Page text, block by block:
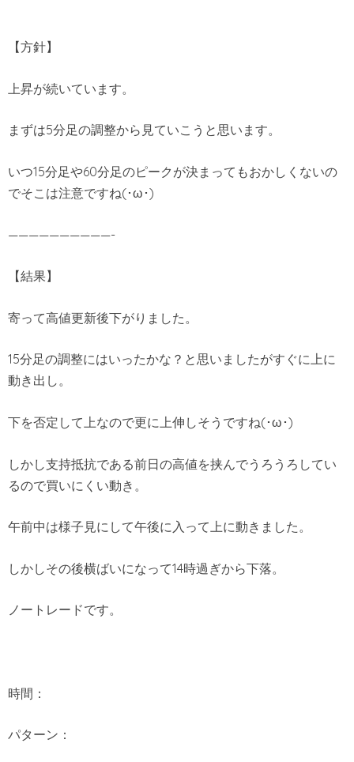
【方針】
上昇が続いています。
まずは5分足の調整から見ていこうと思います。
いつ15分足や60分足のピークが決まってもおかしくないの
でそこは注意ですね(･ω･)
——————————-
【結果】
寄って高値更新後下がりました。
15分足の調整にはいったかな？と思いましたがすぐに上に
動き出し。
下を否定して上なので更に上伸しそうですね(･ω･)
しかし支持抵抗である前日の高値を挟んでうろうろしてい
るので買いにくい動き。
午前中は様子見にして午後に入って上に動きました。
しかしその後横ばいになって14時過ぎから下落。
ノートレードです。
時間：
パターン：